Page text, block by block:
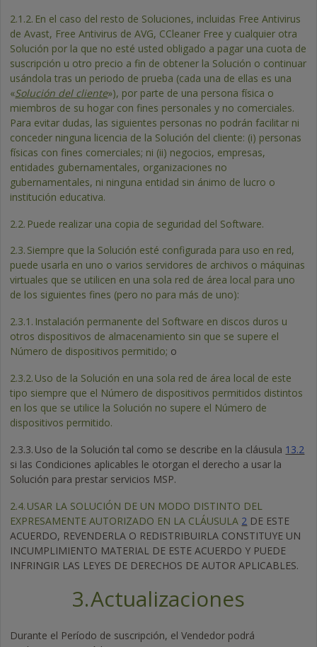
2.1.2. En el caso del resto de Soluciones, incluidas Free Antivirus
de Avast, Free Antivirus de AVG, CCleaner Free y cualquier otra
Solución por la que no esté usted obligado a pagar una cuota de
suscripción u otro precio a fin de obtener la Solución o continuar
usándola tras un periodo de prueba (cada una de ellas es una
«Solución del cliente»), por parte de una persona física o
miembros de su hogar con fines personales y no comerciales.
Para evitar dudas, las siguientes personas no podrán facilitar ni
conceder ninguna licencia de la Solución del cliente: (i) personas
físicas con fines comerciales; ni (ii) negocios, empresas,
entidades gubernamentales, organizaciones no
gubernamentales, ni ninguna entidad sin ánimo de lucro o
institución educativa.
2.2. Puede realizar una copia de seguridad del Software.
2.3. Siempre que la Solución esté configurada para uso en red,
puede usarla en uno o varios servidores de archivos o máquinas
virtuales que se utilicen en una sola red de área local para uno
de los siguientes fines (pero no para más de uno):
2.3.1. Instalación permanente del Software en discos duros u
otros dispositivos de almacenamiento sin que se supere el
Número de dispositivos permitido; o
2.3.2. Uso de la Solución en una sola red de área local de este
tipo siempre que el Número de dispositivos permitidos distintos
en los que se utilice la Solución no supere el Número de
dispositivos permitido.
2.3.3. Uso de la Solución tal como se describe en la cláusula 13.2
si las Condiciones aplicables le otorgan el derecho a usar la
Solución para prestar servicios MSP.
2.4. USAR LA SOLUCIÓN DE UN MODO DISTINTO DEL
EXPRESAMENTE AUTORIZADO EN LA CLÁUSULA 2 DE ESTE
ACUERDO, REVENDERLA O REDISTRIBUIRLA CONSTITUYE UN
INCUMPLIMIENTO MATERIAL DE ESTE ACUERDO Y PUEDE
INFRINGIR LAS LEYES DE DERECHOS DE AUTOR APLICABLES.
3.Actualizaciones
Durante el Período de suscripción, el Vendedor podrá